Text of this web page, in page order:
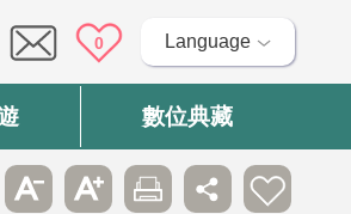
0 Language
數位典藏